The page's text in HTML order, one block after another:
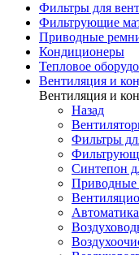
Фильтры для
Фильтрующие
Приводные
Кондиционеры
Тепловое
Вентиляция и
Вентиляция и
Назад
Фильтры
Синтепон
Приводные